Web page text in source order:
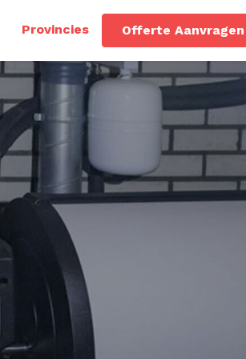
Provincies Offerte Aanvragen